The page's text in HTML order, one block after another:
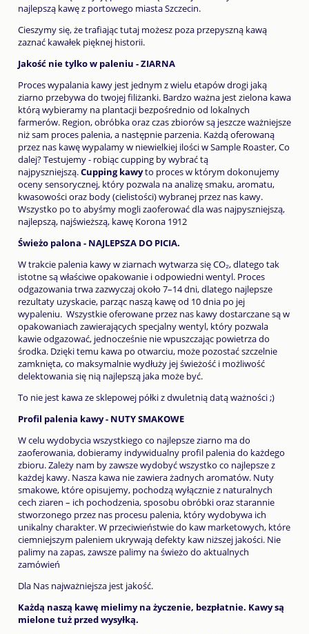
najlepszą kawę z portowego miasta Szczecin.
Cieszymy się, że trafiając tutaj możesz poza przepyszną kawą
zaznać kawałek pięknej historii.
Jakość nie tylko w paleniu - ZIARNA
Proces wypalania kawy jest jednym z wielu etapów drogi jaką
ziarno przebywa do twojej filiżanki. Bardzo ważna jest zielona kawa
którą wybieramy na plantacji bezpośrednio od lokalnych
farmerów. Region, obróbka oraz czas zbiorów są jeszcze ważniejsze
niż sam proces palenia, a następnie parzenia. Każdą oferowaną
przez nas kawę wypalamy w niewielkiej ilości w Sample Roaster, Co
dalej? Testujemy - robiąc cupping by wybrać tą
najpyszniejszą.Cupping kawyto proces w którym dokonujemy
oceny sensorycznej, który pozwala na analizę smaku, aromatu,
kwasowości oraz body (cielistości) wybranej przez nas kawy.
Wszystko po to abyśmy mogli zaoferować dla was najpyszniejszą,
najlepszą, najświeższą, kawę Korona 1912
Świeżo palona - NAJLEPSZA DO PICIA.
W trakcie palenia kawy w ziarnach wytwarza się CO₂, dlatego tak
istotne są właściwe opakowanie i odpowiedni wentyl. Proces
odgazowania trwa zazwyczaj około 7–14 dni, dlatego najlepsze
rezultaty uzyskacie, parząc naszą kawę od 10 dnia po jej
wypaleniu. Wszystkie oferowane przez nas kawy dostarczane są w
opakowaniach zawierających specjalny wentyl, który pozwala
kawie odgazować, jednocześnie nie wpuszczając powietrza do
środka. Dzięki temu kawa po otwarciu, może pozostać szczelnie
zamknięta, co maksymalnie wydłuży jej świeżość i możliwość
delektowania się nią najlepszą jaka może być.
To nie jest kawa ze sklepowej półki z dwuletnią datą ważności ;)
Profil palenia kawy - NUTY SMAKOWE
W celu wydobycia wszystkiego co najlepsze ziarno ma do
zaoferowania, dobieramy indywidualny profil palenia do każdego
zbioru. Zależy nam by zawsze wydobyć wszystko co najlepsze z
każdej kawy. Nasza kawa nie zawiera żadnych aromatów. Nuty
smakowe, które opisujemy, pochodzą wyłącznie z naturalnych
cech ziaren – ich pochodzenia, sposobu obróbki oraz starannie
stworzonego przez nas procesu palenia, który wydobywa ich
unikalny charakter. W przeciwieństwie do kaw marketowych, które
ciemniejszym paleniem ukrywają defekty kaw niższej jakości. Nie
palimy na zapas, zawsze palimy na świeżo do aktualnych
zamówień
Dla Nas najważniejsza jest jakość.
Każdą naszą kawę mielimy na życzenie, bezpłatnie. Kawy są
mielone tuż przed wysyłką.